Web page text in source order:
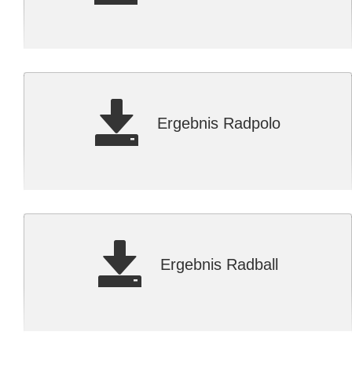
Ergebnis Radpolo
Ergebnis Radball